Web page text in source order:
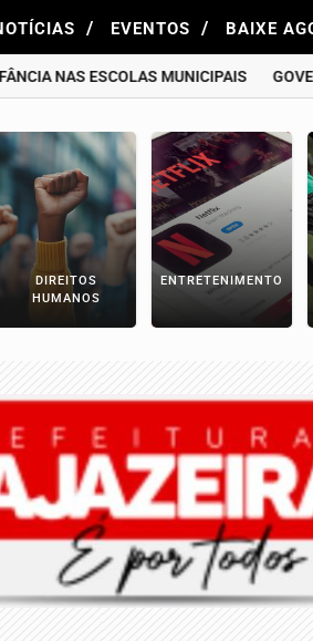
/ EVENTOS / BAIXE
NAS ESCOLAS MUNICIPAIS GOVERNO
DIREITOS
HUMANOS
ENTRETENIMENTO